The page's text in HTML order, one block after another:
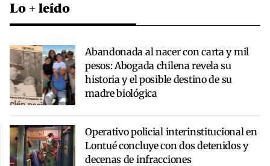
Lo + leído
Abandonada al nacer con carta y mil
pesos: Abogada chilena revela su
historia y el posible destino de su
madre biológica
Operativo policial interinstitucional en
Lontué concluye con dos detenidos y
decenas de infracciones